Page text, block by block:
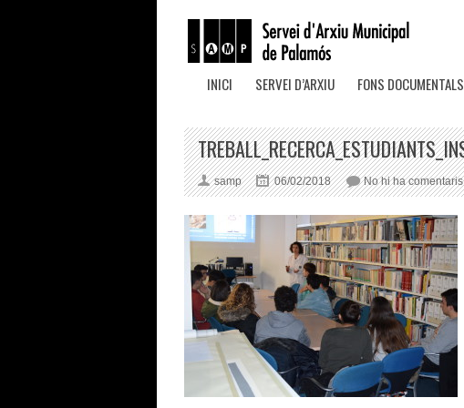
INICI SERVEI D’ARXIU FONS DOCUMENTALS
samp 06/02/2018 No hi ha comentaris